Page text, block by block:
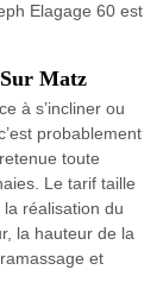
Elagage 60 est
Matz
à s’incliner ou
probablement
toute
Le tarif taille
réalisation du
la hauteur de la
et